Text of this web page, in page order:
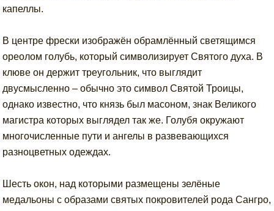
капеллы.
В центре фрески изображён обрамлённый светящимся
ореолом голубь, который символизирует Святого духа. В
клюве он держит треугольник, что выглядит
двусмысленно – обычно это символ Святой Троицы,
однако известно, что князь был масоном, знак Великого
магистра которых выглядел так же. Голубя окружают
многочисленные пути и ангелы в развевающихся
разноцветных одеждах.
Шесть окон, над которыми размещены зелёные
медальоны с образами святых покровителей рода Сангро,